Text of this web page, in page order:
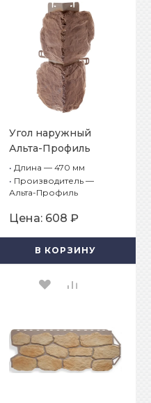
Угол наружный
Альта-Профиль
Бутовый камень
Скифский
• Длина — 470 мм
• Производитель —
Альта-Профиль
Цена: 608 ₽
В КОРЗИНУ